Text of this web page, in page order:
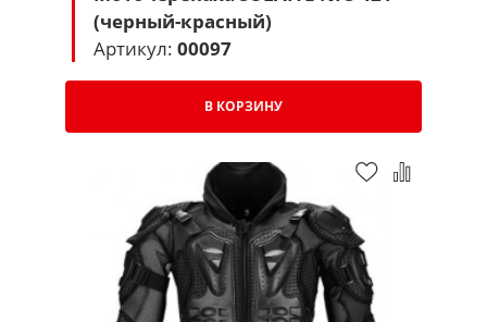
(черный-красный)
Артикул: 00097
В КОРЗИНУ